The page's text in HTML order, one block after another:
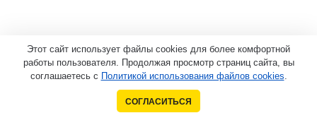
Этот сайт использует файлы cookies для более комфортной
работы пользователя. Продолжая просмотр страниц сайта, вы
соглашаетесь с Политикой использования файлов cookies.
СОГЛАСИТЬСЯ